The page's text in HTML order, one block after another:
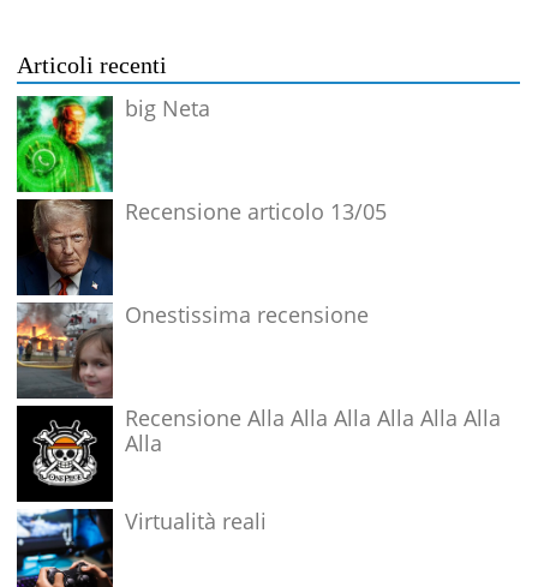
Articoli recenti
big Neta
Recensione articolo 13/05
Onestissima recensione
Recensione Alla Alla Alla Alla Alla Alla
Alla
Virtualità reali